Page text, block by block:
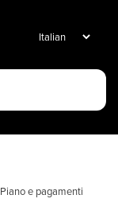
Piano e pagamenti